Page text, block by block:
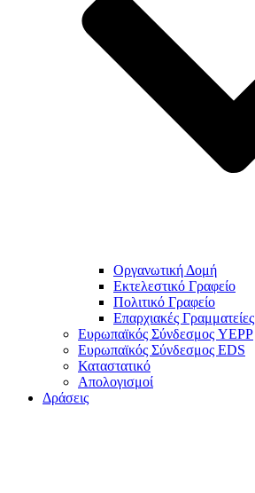
Οργανωτική Δομή
Εκτελεστικό Γραφείο
Πολιτικό Γραφείο
Επαρχιακές Γραμματείες
Ευρωπαϊκός Σύνδεσμος YEPP
Ευρωπαϊκός Σύνδεσμος EDS
Καταστατικό
Απολογισμοί
Δράσεις